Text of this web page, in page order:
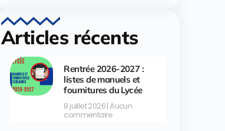
Articles récents
Rentrée 2026-2027 :
listes de manuels et
fournitures du Lycée
8 juillet 2026 Aucun
commentaire